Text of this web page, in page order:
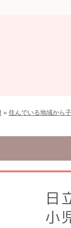
» 住んでいる地域から
日
小